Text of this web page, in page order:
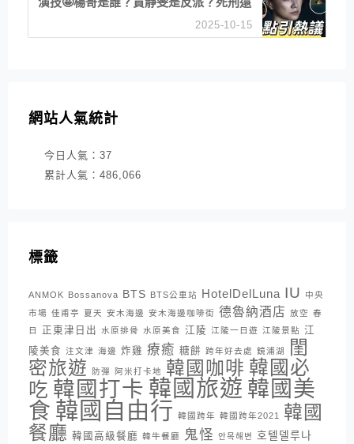
2025-10-15
網站人氣統計
今日人氣： 37
累計人氣： 486,066
標籤
ANMOK Bossanova BTS BTS公車站 HotelDelLuna IU
中央
市場 佳甫亭 夏天 安木海邊 安木海邊咖啡街 德魯納酒店 放空 春
日
正東津日出 水原排骨 水原美食 江陵 江陵一日遊 江陵景點 江
陵美食 注文津 海邊 炸雞 療癒 糖餅 跨年好去處 鏡浦湖
閨
密旅遊
防彈 阿米打卡地 韓國咖啡 韓國必
吃 韓國打卡 韓國旅遊 韓國美
食 韓國自由行 韓國跨年 韓國跨年2021
韓國
餐廳 韓國高級餐廳 韓牛餐廳 鬼怪 안목해변 호텔델루나